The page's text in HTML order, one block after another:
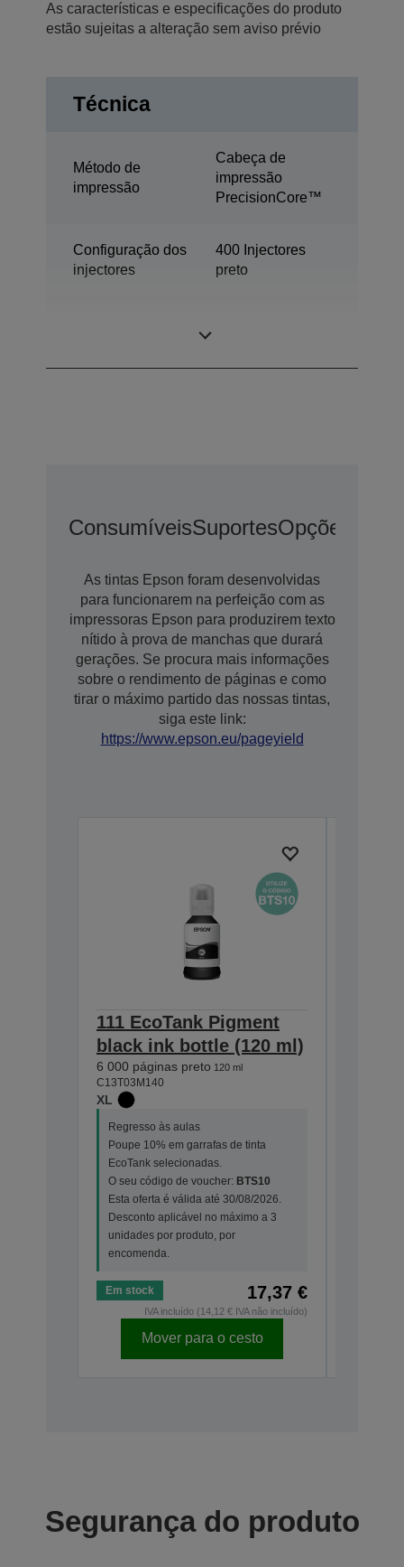
As características e especificações do produto
estão sujeitas a alteração sem aviso prévio
Técnica
Método de
impressão
Cabeça de
impressão
PrecisionCore™
Configuração dos
injectores
400 Injectores
preto
ConsumíveisSuportesOpções De
As tintas Epson foram desenvolvidas
para funcionarem na perfeição com as
impressoras Epson para produzirem texto
nítido à prova de manchas que durará
gerações. Se procura mais informações
sobre o rendimento de páginas e como
tirar o máximo partido das nossas tintas,
siga este link:
https://www.epson.eu/pageyield
111 EcoTank Pigment
black ink bottle (120 ml)
6 000 páginas preto 120 ml
C13T03M140
XL
Regresso às aulas
Poupe 10% em garrafas de tinta
EcoTank selecionadas.
O seu código de voucher: BTS10
Esta oferta é válida até 30/08/2026.
Desconto aplicável no máximo a 3
unidades por produto, por
encomenda.
Em stock 17,37 €
IVA incluído (14,12 € IVA não incluído)
Mover para o cesto
Segurança do produto